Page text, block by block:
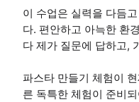
이 수업은 실력을 다듬
다. 편안하고 아늑한 환
다 제가 질문에 답하고,
파스타 만들기 체험이
른 독특한 체험이 준비